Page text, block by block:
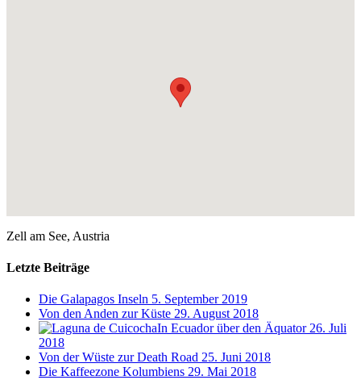
Zell am See, Austria
Letzte Beiträge
Die Galapagos Inseln 5. September 2019
Von den Anden zur Küste 29. August 2018
In Ecuador über den Äquator 26. Juli
2018
Von der Wüste zur Death Road 25. Juni 2018
Die Kaffeezone Kolumbiens 29. Mai 2018